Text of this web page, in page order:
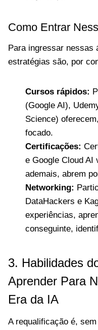
Como Entrar
Para ingressar nessas
estratégias são, por
Cursos rápidos:
(Google AI),
Science)
focado.
Certificações:
e Google Cloud AI
ademais, abrem
Networking:
DataHackers e
experiências,
conseguinte,
3. Habilidades
Aprender Para
Era da IA
A requalificação é,